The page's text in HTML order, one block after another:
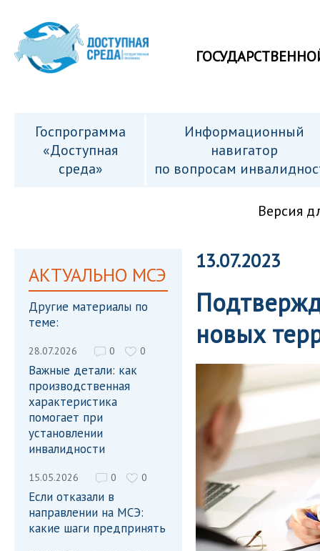
Госпрограмма
«Доступная
среда»
Информационный
навигатор
по вопросам
Версия
АКТУАЛЬНО МСЭ
Другие материалы по
теме:
28.07.2026 0 0
Важные детали: как
производственная
характеристика
помогает при
установлении
инвалидности
15.05.2026 0 0
Если отказали в
направлении на МСЭ:
какие шаги предпринять
13.07.2023
новых